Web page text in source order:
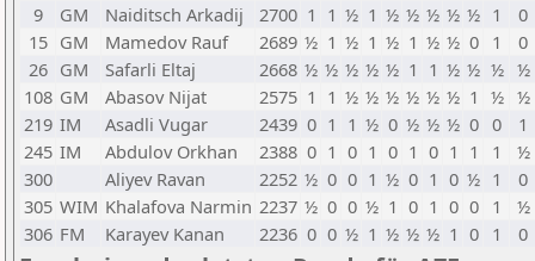
9
GM Naiditsch Arkadij 2700 1 1 ½ 1 ½ ½ ½ ½ ½ 1
0
15 GM Mamedov Rauf 2689 ½ 1 ½ 1 ½ 1 ½ ½ 0 1
0
26 GM Safarli Eltaj 2668 ½ ½ ½ ½ ½ 1 1 ½ ½ ½ ½
108 GM Abasov Nijat 2575 1 1 ½ ½ ½ ½ ½ ½ 1 ½ ½
219 IM Asadli Vugar 2439 0 1 1 ½ 0 ½ ½ ½ 0 0
1
245 IM Abdulov Orkhan 2388 0 1 0 1 0 1 0 1 1 1
½
300
Aliyev Ravan 2252 ½ 0 0 1 ½ 0 1 0 ½ 1
0
305 WIM Khalafova Narmin 2237 ½ 0 0 ½ 1 0 1 0 0 1
½
306 FM Karayev Kanan 2236 0 0 ½ 1 ½ ½ ½ 1 0 1 0